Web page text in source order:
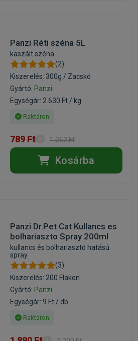
Panzi Réti széna 5L
kaszált széna
(2)
Kiszerelés: 300g / Zacskó
Gyártó: Panzi
Egységár: 2 630 Ft / kg
Raktáron
789 Ft 1 052 Ft
Kosárba
Panzi Dr.Pet Cat Kullancs es
bolhariaszto Spray 200ml
kullancs és bolhariasztó hatású
spray
(3)
Kiszerelés: 200 Flakon
Gyártó: Panzi
Egységár: 9 Ft / db
Raktáron